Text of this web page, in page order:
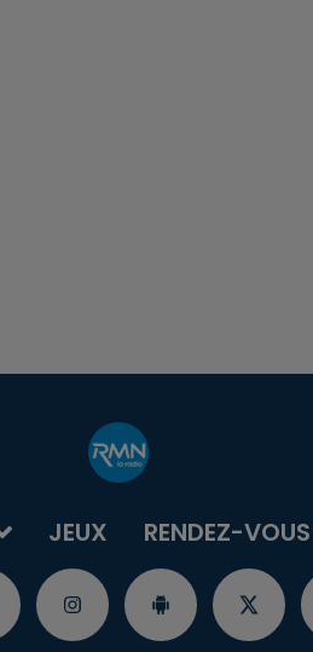
JEUX RENDEZ-VOUS